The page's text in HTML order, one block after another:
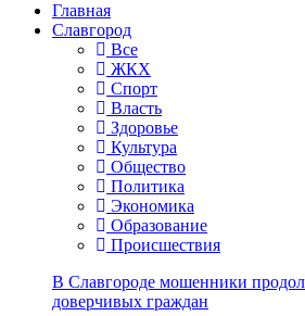
Главная
Славгород
Все
ЖКХ
Спорт
Власть
Здоровье
Культура
Общество
Политика
Экономика
Образование
Происшествия
В Славгороде мошенники
доверчивых граждан